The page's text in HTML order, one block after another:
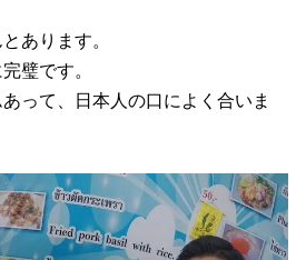
あります。
璧です。
って、日本人の口によく合いま